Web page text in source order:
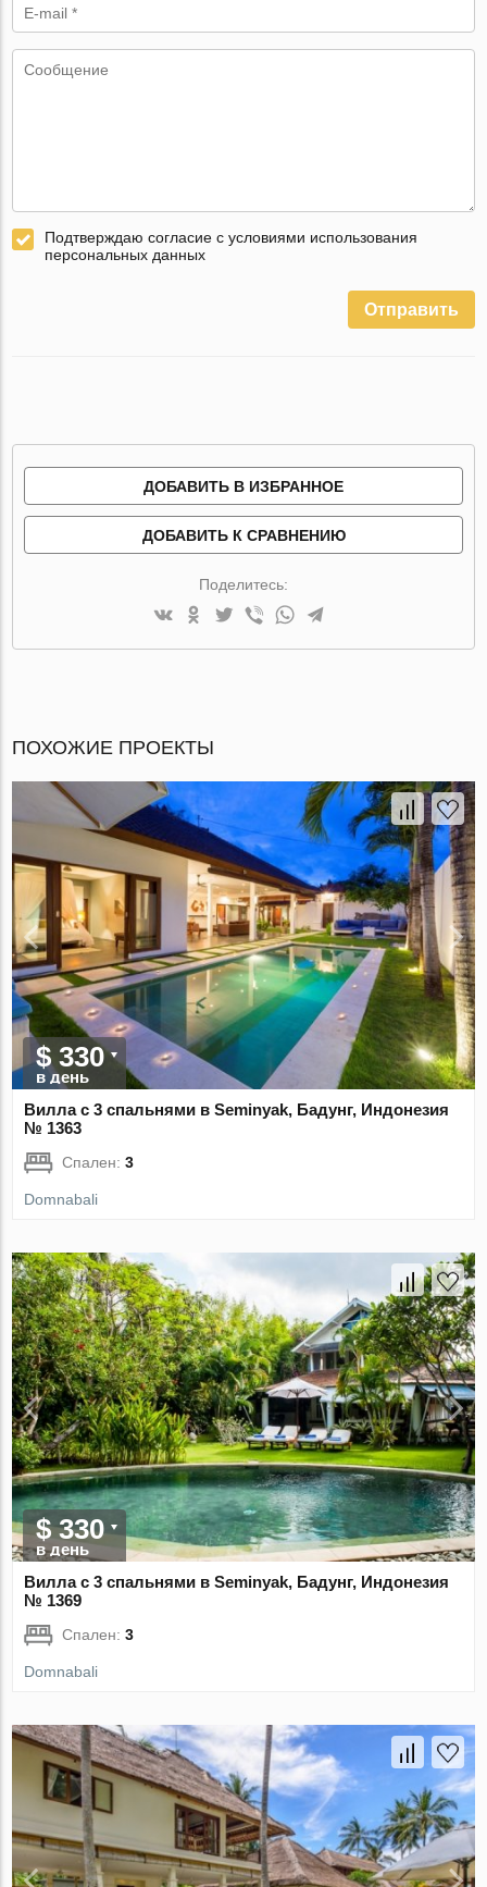
Подтверждаю согласие с условиями использования
персональных данных
Отправить
ДОБАВИТЬ В ИЗБРАННОЕ
ДОБАВИТЬ К СРАВНЕНИЮ
Поделитесь:
ПОХОЖИЕ ПРОЕКТЫ
$ 330
в день
Вилла с 3 спальнями в Seminyak, Бадунг, Индонезия
№ 1363
Спален:3
Domnabali
$ 330
в день
Вилла с 3 спальнями в Seminyak, Бадунг, Индонезия
№ 1369
Спален:3
Domnabali